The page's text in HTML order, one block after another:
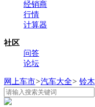
经销商
行情
计算器
社区
问答
论坛
网上车市>汽车大全> 铃木